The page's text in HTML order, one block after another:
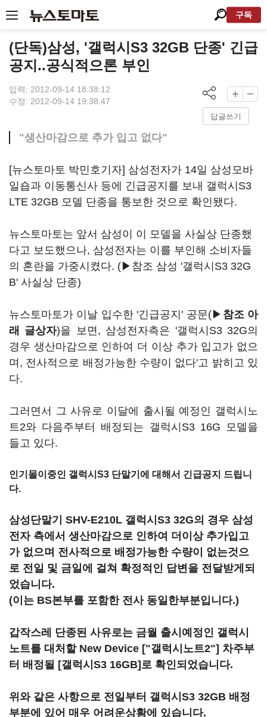
구독
(단독)삼성, '갤럭시S3 32GB 단종' 긴급
공지..공식적으론 부인
입력: 2012-09-14 18:38:12
수정: 2012-09-14 19:38:47
답글쓰기
"생산마감으로 추가 입고 없다"
[뉴스토마토 박민호기자] 삼성전자가 14일 삼성모바
일숍과 이동통신사 등에 긴급공지를 보내 갤럭시S3
LTE 32GB 모델 단종을 통보한 것으로 확인됐다.
뉴스토마토는 앞서 삼성이 이 모델을 사실상 단종했
다고 보도했으나, 삼성전자는 이를 부인해 소비자들
의 혼란을 가중시켰다. (▶참조 삼성 '갤럭시S3 32G
B' 사실상 단종)
뉴스토마토가 이날 입수한 '긴급공지' 공문(▶ 참조 아
래 글상자)을 보면, 삼성전자측은 '갤럭시S3 32G의
경우 생산마감으로 인하여 더 이상 추가 입고가 없으
며, 전사적으로 배정가능한 수량이 없다'고 밝히고 있
다.
그러면서 그 사유로 이달에 출시될 예정인 갤럭시노
트2와 다음주부터 배정되는 갤럭시S3 16G 모델을
들고 있다.
인기몰이중인 갤럭시S3 단말기에 대해서 긴급공지 드립니
다.
삼성단말기 SHV-E210L 갤럭시S3 32G의 경우 삼성
전자 측에서 생산마감으로 인하여 더이상 추가입고
가 없으며 전사적으로 배정가능한 수량이 없는것으
로 전일 및 금일에 걸쳐 확정적인 답변을 전달받게되
었습니다.
(이는 BS본부를 포함한 전사 동일한부분입니다.)
갑작스레 단종된 사유로는 금월 출시예정인 갤럭시
노트를 대처할 New Device ["갤럭시노트2"] 차주부
터 배정될 [갤럭시S3 16GB]로 확인되었습니다.
위와 같은 사항으로 전일부터 갤럭시S3 32GB 배정
부분에 있어 매우 어려운상황에 있습니다.